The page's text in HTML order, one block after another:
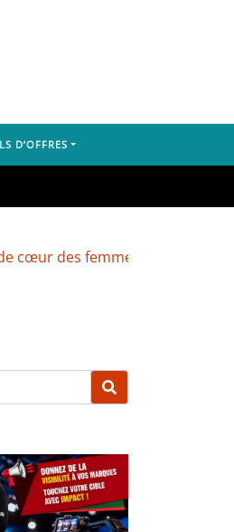
D’OFFRES
femmes du marché de